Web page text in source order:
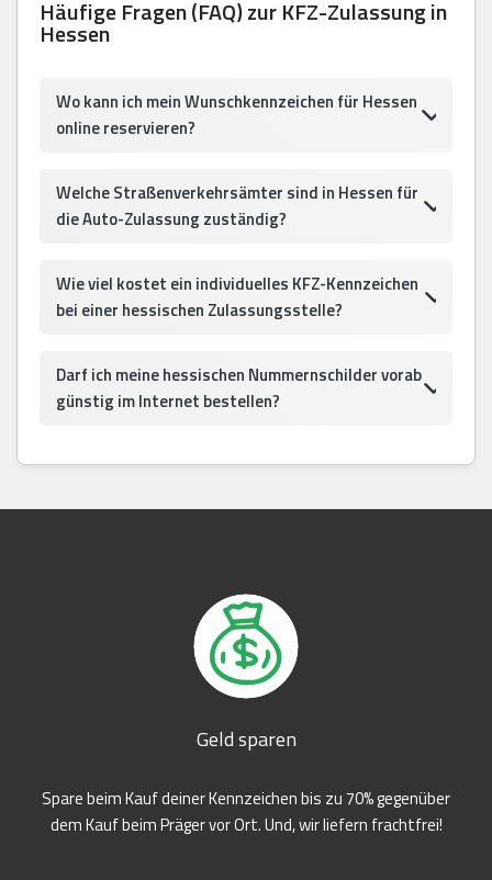
Häufige Fragen (FAQ) zur KFZ-Zulassung in
Hessen
Wo kann ich mein Wunschkennzeichen für Hessen
online reservieren?
Welche Straßenverkehrsämter sind in Hessen für
die Auto-Zulassung zuständig?
Wie viel kostet ein individuelles KFZ-Kennzeichen
bei einer hessischen Zulassungsstelle?
Darf ich meine hessischen Nummernschilder vorab
günstig im Internet bestellen?
Geld sparen
Spare beim Kauf deiner Kennzeichen bis zu 70% gegenüber
dem Kauf beim Präger vor Ort. Und, wir liefern frachtfrei!